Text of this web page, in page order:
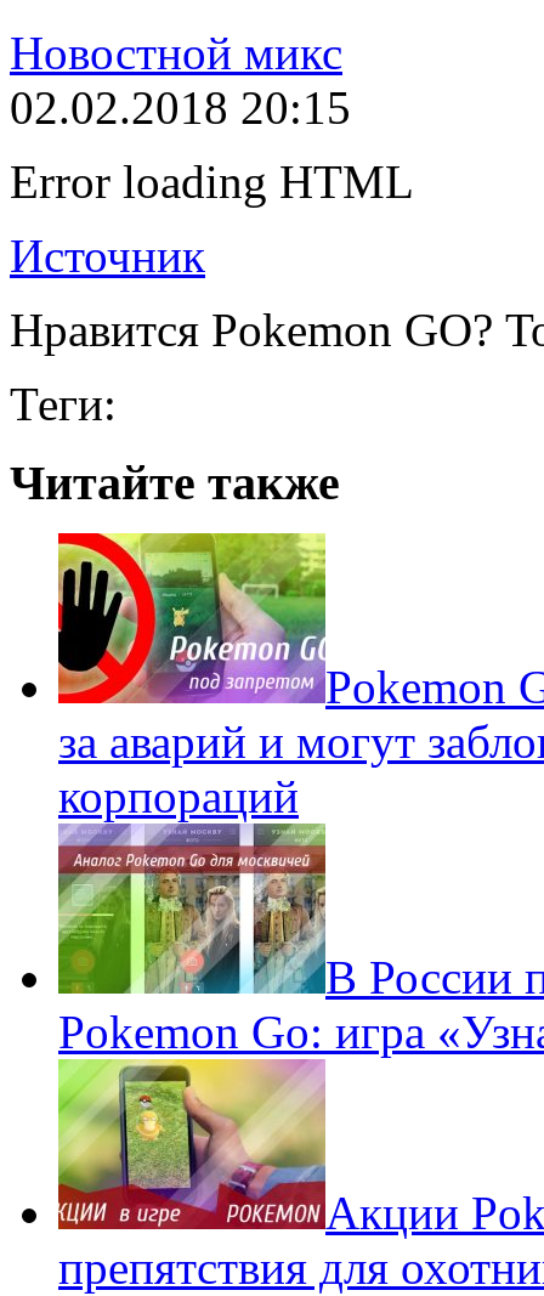
Новостной микс
02.02.2018 20:15
Error loading HTML
Источник
Нравится Pokemon GO?
Теги:
Читайте также
Pokеmon
за аварий и могут
корпораций
В России
Pokemon Go: игра
Акции
препятствия для